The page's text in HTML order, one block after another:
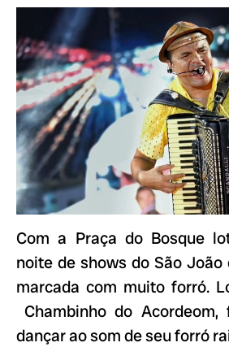
Com a Praça do Bosque
noite de shows do São
marcada com muito forró.
Chambinho do
dançar ao som de seu forró